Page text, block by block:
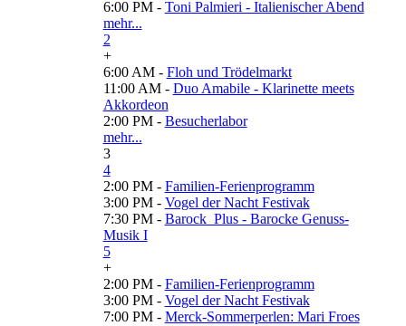
6:00 PM - Toni Palmieri - Italienischer Abend
mehr...
2
+
6:00 AM - Floh und Trödelmarkt
11:00 AM - Duo Amabile - Klarinette meets
Akkordeon
2:00 PM - Besucherlabor
mehr...
3
4
2:00 PM - Familien-Ferienprogramm
3:00 PM - Vogel der Nacht Festivak
7:30 PM - Barock_Plus - Barocke Genuss-
Musik I
5
+
2:00 PM - Familien-Ferienprogramm
3:00 PM - Vogel der Nacht Festivak
7:00 PM - Merck-Sommerperlen: Mari Froes